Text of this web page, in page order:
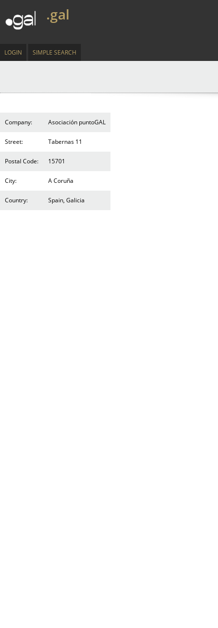
.gal
LOGIN SIMPLE SEARCH
Company: Asociación puntoGAL
Street: Tabernas 11
Postal Code: 15701
City: A Coruña
Country: Spain, Galicia